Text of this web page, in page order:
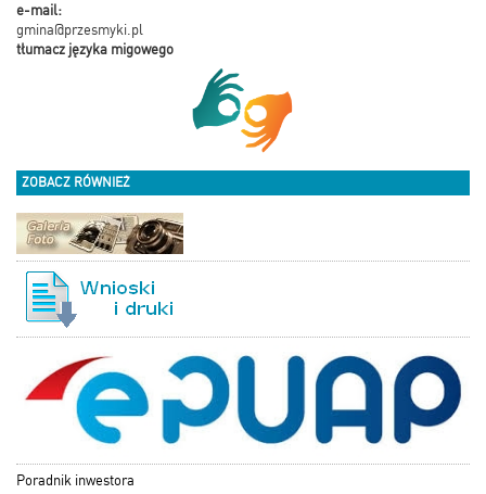
e-mail:
gmina@przesmyki.pl
tłumacz języka migowego
ZOBACZ RÓWNIEŻ
Poradnik inwestora